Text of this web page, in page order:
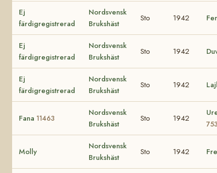
Ej
färdigregistrerad
Nordsvensk
Brukshäst
Sto 1942
Ej
färdigregistrerad
Nordsvensk
Brukshäst
Sto 1942
Ej
färdigregistrerad
Nordsvensk
Brukshäst
Sto 1942
Fana 11463
Nordsvensk
Brukshäst
Sto 1942
Molly
Nordsvensk
Brukshäst
Sto 1942